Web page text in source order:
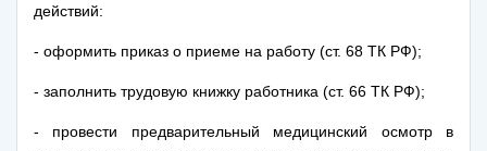
действий:
- оформить приказ о приеме на работу (ст. 68 ТК РФ);
- заполнить трудовую книжку работника (ст. 66 ТК РФ);
- провести предварительный медицинский осмотр в